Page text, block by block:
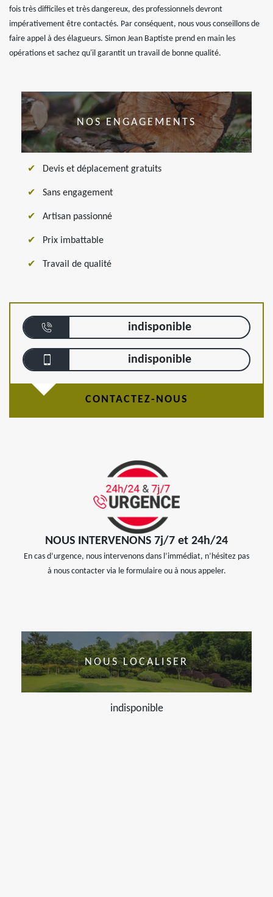
fois très difficiles et très dangereux, des professionnels devront
impérativement être contactés. Par conséquent, nous vous conseillons de
faire appel à des élagueurs. Simon Jean Baptiste prend en main les
opérations et sachez qu'il garantit un travail de bonne qualité.
NOS ENGAGEMENTS
Devis et déplacement gratuits
Sans engagement
Artisan passionné
Prix imbattable
Travail de qualité
indisponible
indisponible
CONTACTEZ-NOUS
NOUS INTERVENONS 7j/7 et 24h/24
En cas d’urgence, nous intervenons dans l’immédiat, n’hésitez pas
à nous contacter via le formulaire ou à nous appeler.
NOUS LOCALISER
indisponible